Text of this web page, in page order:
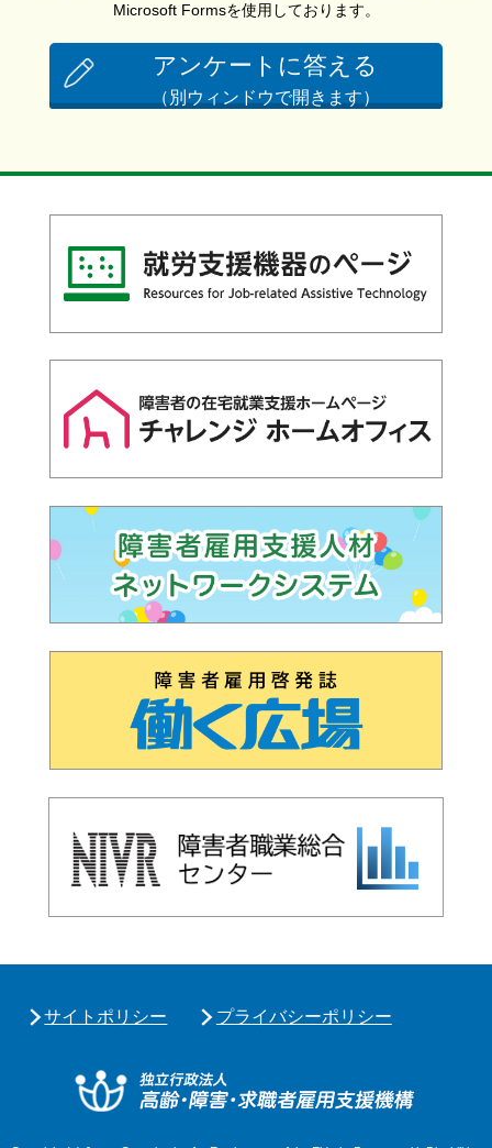
Microsoft Formsを使用しております。
アンケートに答える
（別ウィンドウで開きます）
サイトポリシー プライバシーポリシー